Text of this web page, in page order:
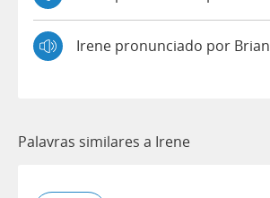
Irene pronunciado por Brian
Palavras similares a Irene